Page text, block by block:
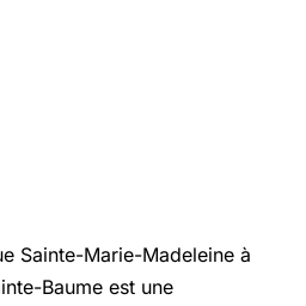
Sainte-Marie-Madeleine à
Baume est une